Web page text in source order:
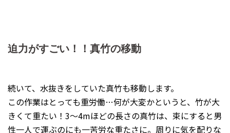
迫力がすごい！！真竹の移動
続いて、水抜きをしていた真竹も移動します。
この作業はとっても重労働…何が大変かというと、竹が大
きくて重たい！3～4mほどの長さの真竹は、束にすると男
性一人で運ぶのにも一苦労な重たさに。周りに気を配りな